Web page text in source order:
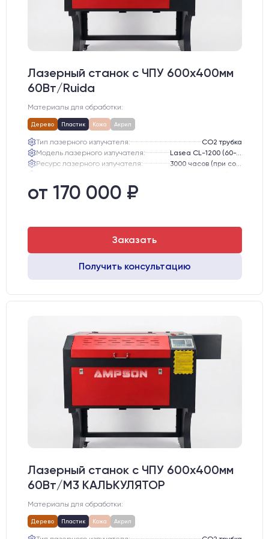
Лазерный станок c ЧПУ 600х400мм
60Вт/Ruida
Материалы для обработки:
Дерево Пластик Кожа Акрил
Тип лазерного излучателя:
СО2 трубка
Модель лазерного излучателя:
Lasea CL-1200 (60-75 Вт)
Ресурс лазерного излучателя:
3000 часов (при соблюдении условий эксплуатации)
Зеркала:
Интерфейс подключения станка к ПК:
от 170 000 ₽
Заказать
Получить консультацию
Лазерный станок c ЧПУ 600х400мм
60Вт/М3 КАЛЬКУЛЯТОР
Материалы для обработки:
Дерево Пластик Кожа Акрил